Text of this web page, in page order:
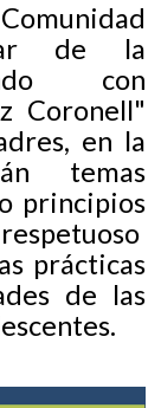
de la
con
Coronell"
en la
temas
principios
prácticas
de las